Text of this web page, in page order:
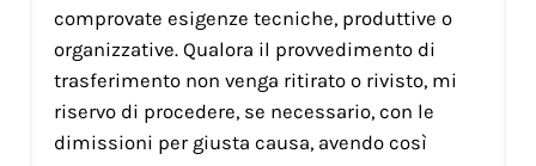
comprovate esigenze tecniche, produttive o
organizzative. Qualora il provvedimento di
trasferimento non venga ritirato o rivisto, mi
riservo di procedere, se necessario, con le
dimissioni per giusta causa, avendo così